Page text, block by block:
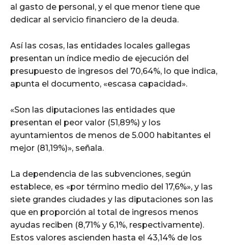
al gasto de personal, y el que menor tiene que
dedicar al servicio financiero de la deuda.
Así las cosas, las entidades locales gallegas
presentan un índice medio de ejecución del
presupuesto de ingresos del 70,64%, lo que indica,
apunta el documento, «escasa capacidad».
«Son las diputaciones las entidades que
presentan el peor valor (51,89%) y los
ayuntamientos de menos de 5.000 habitantes el
mejor (81,19%)», señala.
La dependencia de las subvenciones, según
establece, es «por término medio del 17,6%», y las
siete grandes ciudades y las diputaciones son las
que en proporción al total de ingresos menos
ayudas reciben (8,71% y 6,1%, respectivamente).
Estos valores ascienden hasta el 43,14% de los